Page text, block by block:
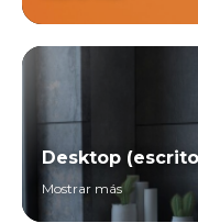
Desktop
Mostrar más